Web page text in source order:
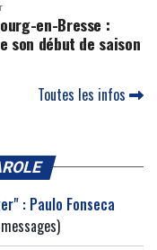
en-Bresse :
son début de saison
Toutes les infos
: Paulo Fonseca